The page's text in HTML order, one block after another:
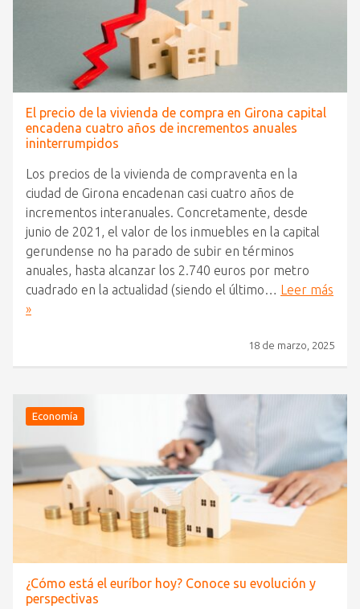
El precio de la vivienda de compra en Girona capital
encadena cuatro años de incrementos anuales
ininterrumpidos
Los precios de la vivienda de compraventa en la
ciudad de Girona encadenan casi cuatro años de
incrementos interanuales. Concretamente, desde
junio de 2021, el valor de los inmuebles en la capital
gerundense no ha parado de subir en términos
anuales, hasta alcanzar los 2.740 euros por metro
cuadrado en la actualidad (siendo el último… Leer más
»
18 de marzo, 2025
Economía
¿Cómo está el euríbor hoy? Conoce su evolución y
perspectivas